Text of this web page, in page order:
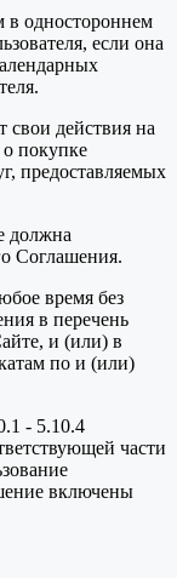
в одностороннем
если она
свои действия на
покупке
предоставляемых
должна
Соглашения.
время без
в перечень
и (или) в
по и (или)
- 5.10.4
части
включены